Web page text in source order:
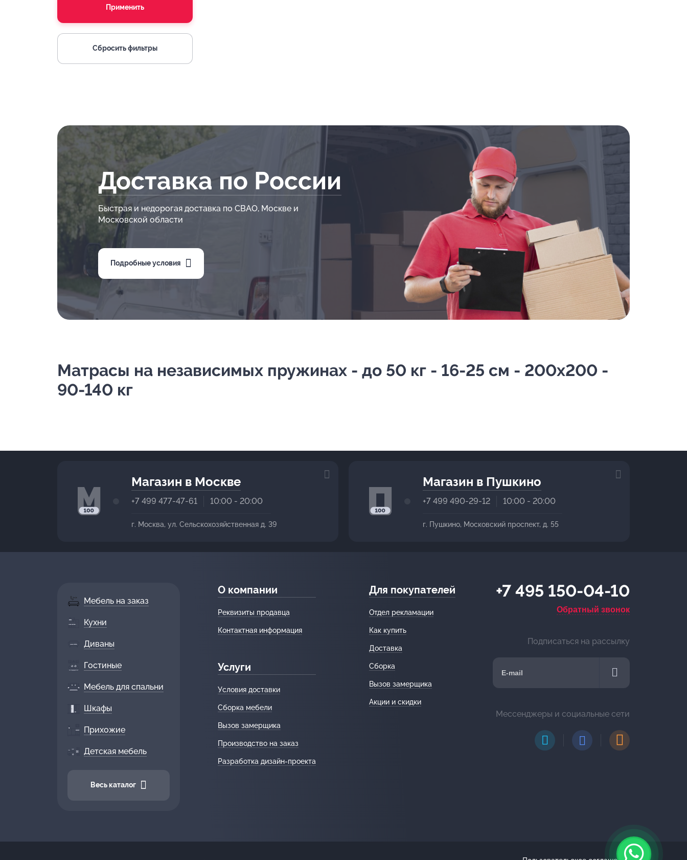
Применить
Сбросить фильтры
Доставка по России
Быстрая и недорогая доставка по СВАО, Москве и
Московской области
Подробные условия
Матрасы на независимых пружинах - до 50 кг - 16-25 см - 200х200 -
90-140 кг
Магазин в Москве
+7 499 477-47-61 10:00 - 20:00
г. Москва, ул. Сельскохозяйственная д. 39
Магазин в Пушкино
+7 499 490-29-12 10:00 - 20:00
г. Пушкино, Московский проспект, д. 55
Мебель на заказ
Кухни
Диваны
Гостиные
Мебель для спальни
Шкафы
Прихожие
Детская мебель
Весь каталог
О компании
Реквизиты продавца
Контактная информация
Услуги
Условия доставки
Сборка мебели
Вызов замерщика
Производство на заказ
Разработка дизайн-проекта
Для покупателей
Отдел рекламации
Как купить
Доставка
Сборка
Вызов замерщика
Акции и скидки
+7 495 150-04-10
Обратный звонок
Подписаться на рассылку
Мессенджеры и социальные сети